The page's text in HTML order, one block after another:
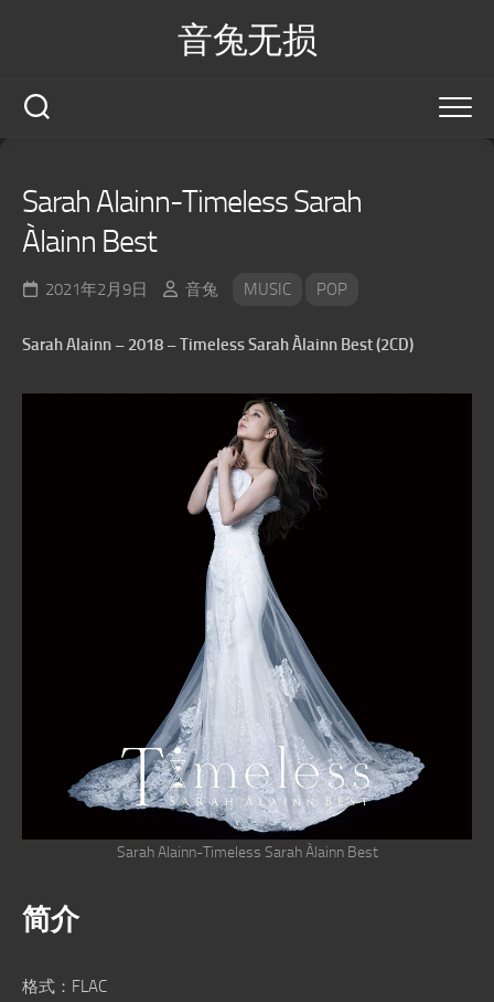
音兔无损
Sarah Alainn-Timeless Sarah
Àlainn Best
2021年2月9日 音兔 MUSIC POP
Sarah Alainn – 2018 – Timeless Sarah Àlainn Best (2CD)
Sarah Alainn-Timeless Sarah Àlainn Best
简介
格式：FLAC